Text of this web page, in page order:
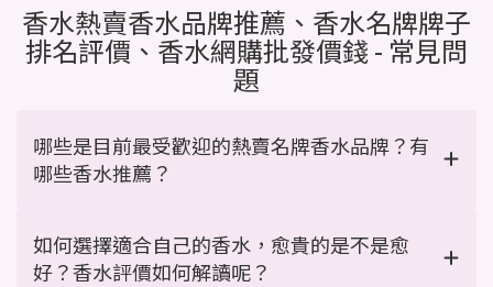
香水熱賣香水品牌推薦、香水名牌牌子
排名評價、香水網購批發價錢 - 常見問
題
哪些是目前最受歡迎的熱賣名牌香水品牌？有
哪些香水推薦？
如何選擇適合自己的香水，愈貴的是不是愈
好？香水評價如何解讀呢？